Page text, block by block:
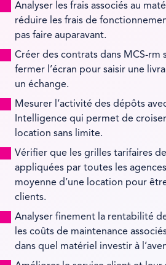
Analyser les frais associés au
réduire les frais de
pas faire auparavant.
Créer des contrats dans MCS-rm
fermer l’écran pour saisir une
un échange.
Mesurer l’activité des dépôts
Intelligence qui permet de
location sans limite.
Vérifier que les grilles tarifaires
appliquées par toutes les
moyenne d’une location pour
clients.
Analyser finement la rentabilité
les coûts de maintenance
dans quel matériel investir à